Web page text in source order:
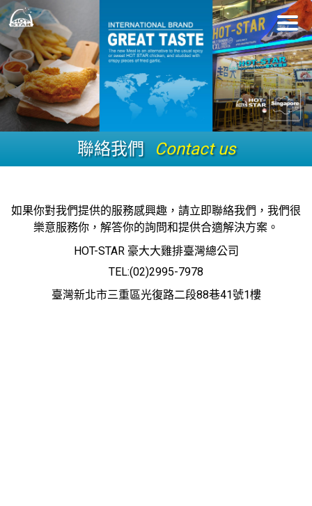
聯絡我們 Contact us
如果你對我們提供的服務感興趣，請立即聯絡我們，我們很
樂意服務你，解答你的詢問和提供合適解決方案。
HOT-STAR 豪大大雞排臺灣總公司
TEL:(02)2995-7978
臺灣新北市三重區光復路二段88巷41號1樓